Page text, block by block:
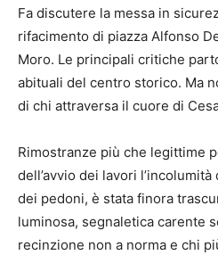
Fa discutere la messa in
rifacimento di piazza Alfonso
Moro. Le principali critiche
abituali del centro storico. Ma
di chi attraversa il cuore di
Rimostranze più che legittime
dell’avvio dei lavori
dei pedoni, è stata finora
luminosa, segnaletica carente
recinzione non a norma e chi